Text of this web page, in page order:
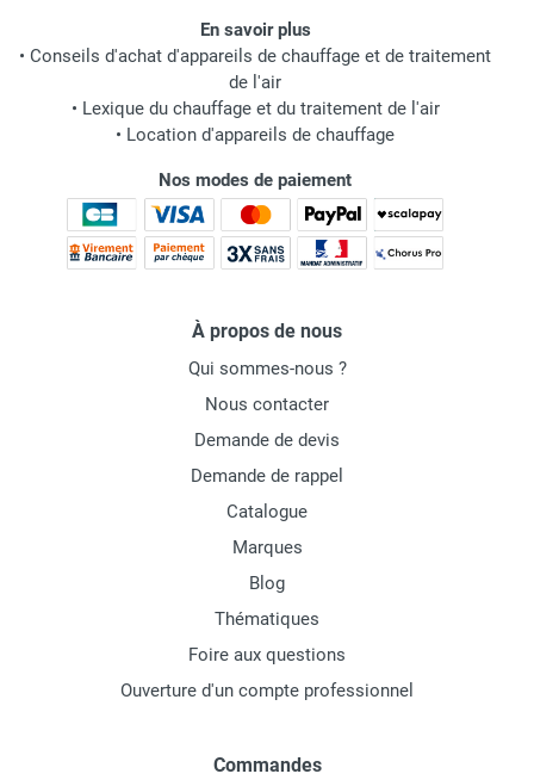
En savoir plus
• Conseils d'achat d'appareils de chauffage et de traitement
de l'air
• Lexique du chauffage et du traitement de l'air
• Location d'appareils de chauffage
Nos modes de paiement
À propos de nous
Qui sommes-nous ?
Nous contacter
Demande de devis
Demande de rappel
Catalogue
Marques
Blog
Thématiques
Foire aux questions
Ouverture d'un compte professionnel
Commandes